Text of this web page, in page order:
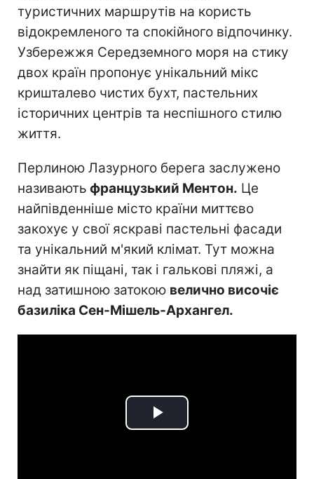
туристичних маршрутів на користь
відокремленого та спокійного відпочинку.
Узбережжя Середземного моря на стику
двох країн пропонує унікальний мікс
кришталево чистих бухт, пастельних
історичних центрів та неспішного стилю
життя.
Перлиною Лазурного берега заслужено
називають французький Ментон. Це
найпівденніше місто країни миттєво
закохує у свої яскраві пастельні фасади
та унікальний м'який клімат. Тут можна
знайти як піщані, так і галькові пляжі, а
над затишною затокою велично височіє
базиліка Сен-Мішель-Архангел.
Play